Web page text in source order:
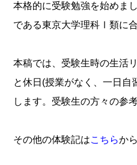
本格的に受験勉強を始めま
である東京大学理科Ⅰ類に
本稿では、受験生時の生活
と休日(授業がなく、一日自
します。受験生の方々の参
その他の体験記はこちらから